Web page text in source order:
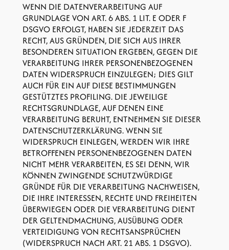
WENN DIE DATENVERARBEITUNG AUF
GRUNDLAGE VON ART. 6 ABS. 1 LIT. E ODER F
DSGVO ERFOLGT, HABEN SIE JEDERZEIT DAS
RECHT, AUS GRÜNDEN, DIE SICH AUS IHRER
BESONDEREN SITUATION ERGEBEN, GEGEN DIE
VERARBEITUNG IHRER PERSONENBEZOGENEN
DATEN WIDERSPRUCH EINZULEGEN; DIES GILT
AUCH FÜR EIN AUF DIESE BESTIMMUNGEN
GESTÜTZTES PROFILING. DIE JEWEILIGE
RECHTSGRUNDLAGE, AUF DENEN EINE
VERARBEITUNG BERUHT, ENTNEHMEN SIE DIESER
DATENSCHUTZERKLÄRUNG. WENN SIE
WIDERSPRUCH EINLEGEN, WERDEN WIR IHRE
BETROFFENEN PERSONENBEZOGENEN DATEN
NICHT MEHR VERARBEITEN, ES SEI DENN, WIR
KÖNNEN ZWINGENDE SCHUTZWÜRDIGE
GRÜNDE FÜR DIE VERARBEITUNG NACHWEISEN,
DIE IHRE INTERESSEN, RECHTE UND FREIHEITEN
ÜBERWIEGEN ODER DIE VERARBEITUNG DIENT
DER GELTENDMACHUNG, AUSÜBUNG ODER
VERTEIDIGUNG VON RECHTSANSPRÜCHEN
(WIDERSPRUCH NACH ART. 21 ABS. 1 DSGVO).